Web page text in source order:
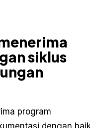
siklus
program
dengan